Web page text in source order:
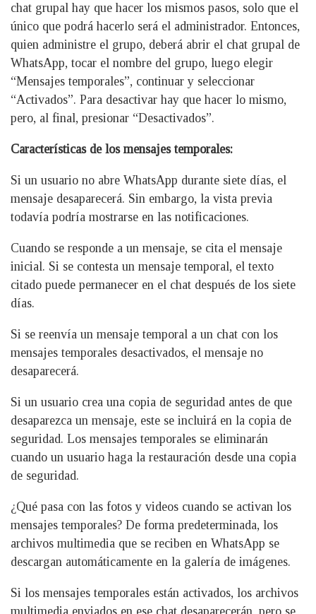
chat grupal hay que hacer los mismos pasos, solo que el
único que podrá hacerlo será el administrador. Entonces,
quien administre el grupo, deberá abrir el chat grupal de
WhatsApp, tocar el nombre del grupo, luego elegir
“Mensajes temporales”, continuar y seleccionar
“Activados”. Para desactivar hay que hacer lo mismo,
pero, al final, presionar “Desactivados”.
Características de los mensajes temporales:
Si un usuario no abre WhatsApp durante siete días, el
mensaje desaparecerá. Sin embargo, la vista previa
todavía podría mostrarse en las notificaciones.
Cuando se responde a un mensaje, se cita el mensaje
inicial. Si se contesta un mensaje temporal, el texto
citado puede permanecer en el chat después de los siete
días.
Si se reenvía un mensaje temporal a un chat con los
mensajes temporales desactivados, el mensaje no
desaparecerá.
Si un usuario crea una copia de seguridad antes de que
desaparezca un mensaje, este se incluirá en la copia de
seguridad. Los mensajes temporales se eliminarán
cuando un usuario haga la restauración desde una copia
de seguridad.
¿Qué pasa con las fotos y videos cuando se activan los
mensajes temporales? De forma predeterminada, los
archivos multimedia que se reciben en WhatsApp se
descargan automáticamente en la galería de imágenes.
Si los mensajes temporales están activados, los archivos